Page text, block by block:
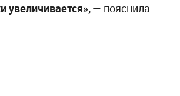
увеличивается», — пояснила